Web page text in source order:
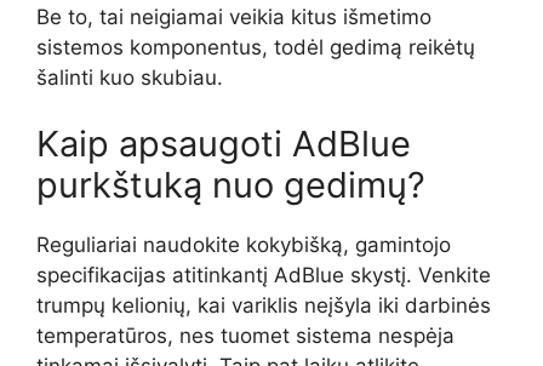
Be to, tai neigiamai veikia kitus išmetimo
sistemos komponentus, todėl gedimą reikėtų
šalinti kuo skubiau.
Kaip apsaugoti AdBlue
purkštuką nuo gedimų?
Reguliariai naudokite kokybišką, gamintojo
specifikacijas atitinkantį AdBlue skystį. Venkite
trumpų kelionių, kai variklis neįšyla iki darbinės
temperatūros, nes tuomet sistema nespėja